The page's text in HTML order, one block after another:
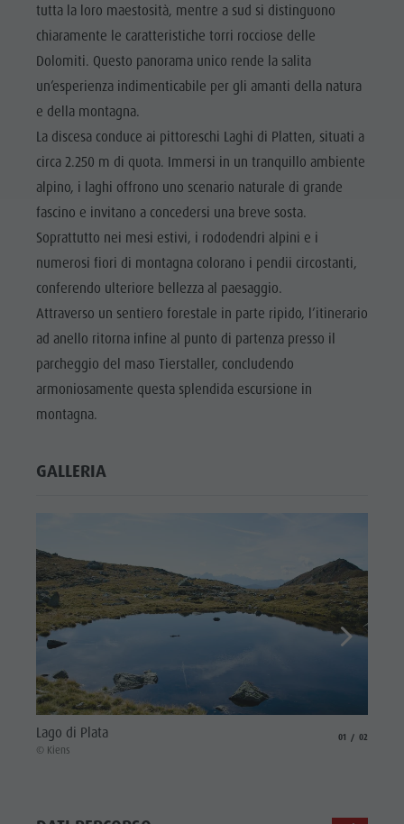
tutta la loro maestosità, mentre a sud si distinguono
chiaramente le caratteristiche torri rocciose delle
Dolomiti. Questo panorama unico rende la salita
un’esperienza indimenticabile per gli amanti della natura
e della montagna.
La discesa conduce ai pittoreschi Laghi di Platten, situati a
circa 2.250 m di quota. Immersi in un tranquillo ambiente
alpino, i laghi offrono uno scenario naturale di grande
fascino e invitano a concedersi una breve sosta.
Soprattutto nei mesi estivi, i rododendri alpini e i
numerosi fiori di montagna colorano i pendii circostanti,
conferendo ulteriore bellezza al paesaggio.
Attraverso un sentiero forestale in parte ripido, l’itinerario
ad anello ritorna infine al punto di partenza presso il
parcheggio del maso Tierstaller, concludendo
armoniosamente questa splendida escursione in
montagna.
GALLERIA
Lago di Plata
© Kiens
01 02